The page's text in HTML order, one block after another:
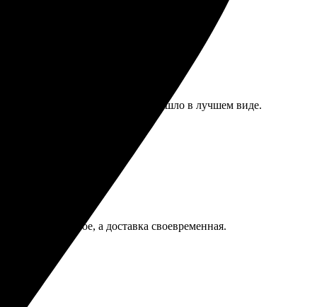
Доставка быстрая, все пришло в лучшем виде.
отличное, а доставка своевременная.